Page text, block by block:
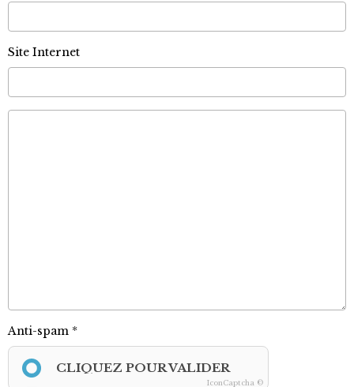
Site Internet
Anti-spam
CLIQUEZ POUR VALIDER
IconCaptcha ©